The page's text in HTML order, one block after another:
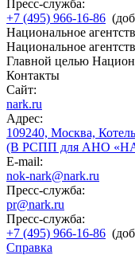
Пресс-служба:
+7 (495) 966-16-86
Национальное
Национальное
Главной целью
Контакты
Сайт:
nark.ru
Адрес:
109240, Москва,
(В РСПП для АНО
E-mail:
nok-nark@nark.ru
Пресс-служба:
pr@nark.ru
Пресс-служба:
+7 (495) 966-16-86
Справка